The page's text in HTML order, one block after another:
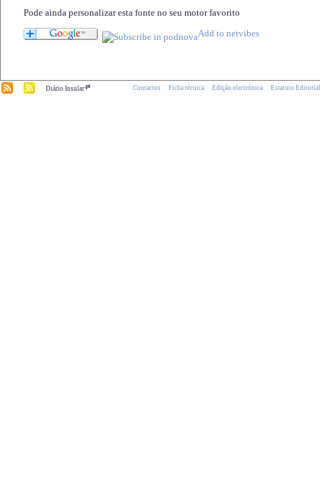
Pode ainda personalizar esta fonte no seu motor favorito
Diário Insular.pt Contactos Ficha técnica Edição electrónica Estatuto Editorial